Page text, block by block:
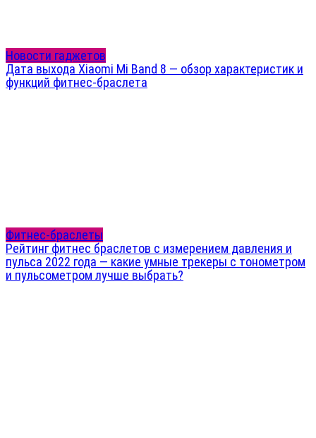
Новости гаджетов
Дата выхода Xiaomi Mi Band 8 — обзор характеристик и
функций фитнес-браслета
Фитнес-браслеты
Рейтинг фитнес браслетов с измерением давления и
пульса 2022 года — какие умные трекеры с тонометром
и пульсометром лучше выбрать?